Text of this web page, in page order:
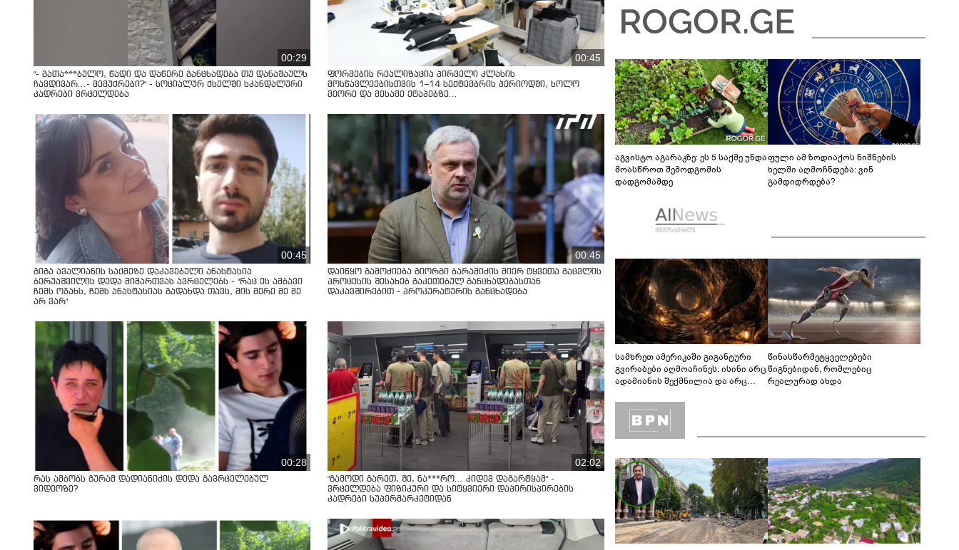
00:29
"- გათა***ბულო, წადი და დაწერე განცხადება თუ დანაშაულს
ჩავდივარ...- მემუქრები?" - სოციალურ ქსელში სკანდალური
კადრები ვრცელდება
00:45
ფორმების რეალიზაცია პირველი კლასის
მოსწავლეებისთვის 1–14 სექტემბრის პერიოდში, ხოლო
მეორე და მესამე ეტაპებზე...
00:45
გიგა ავალიანის საქმეზე დაკავებული ანასტასია
ბერუაშვილის დედა მიმართვას ავრცელებს - "რაც ეს ამბავი
ჩემს ოჯახს, ჩემს ანასტასიას გადახდა თავს, მის მერე მე მე
არ ვარ"
00:45
დაიწყო გამოძიება გიორგი ბარამიძის მიერ ტყვეთა გაცვლის
პროცესის შესახებ გაკეთებულ განცხადებასთან
დაკავშირებით - პროკურატურის განცხადება
00:28
რას ამბობს გურამ დადიანიძის დედა გავრცელებულ
ვიდეოზე?
02:02
"გამოდი გარეთ, შე, ნა***რო... კიდევ დაგარტყამ" -
ვრცელდება ფიზიკური და სიტყვიერი დაპირისპირების
კადრები სუპერმარკეტიდან
აგვისტო აგარაკზე: ეს 5 საქმე უნდა
მოასწროთ შემოდგომის
დადგომამდე
ფული ამ ზოდიაქოს ნიშნების
ხელში აღმოჩნდება: ვინ
გამდიდრდება?
სამხრეთ ამერიკაში გიგანტური
გვირაბები აღმოაჩინეს: ისინი არც
ადამიანის შექმნილია და არც
ლაბირინთები?
წინასწარმეტყველებები
წიგნებიდან, რომლებიც
რეალურად ახდა